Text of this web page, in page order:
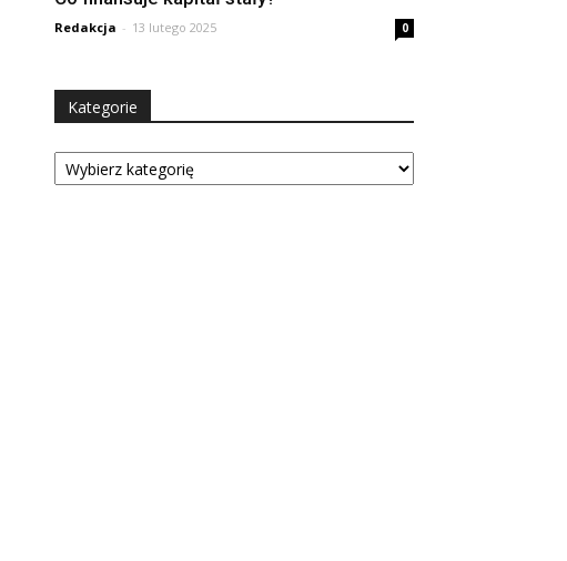
Redakcja - 13 lutego 2025 0
Kategorie
Kategorie